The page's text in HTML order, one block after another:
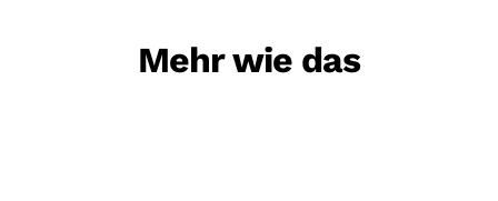
Mehr wie das